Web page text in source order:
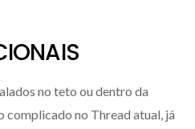
no teto ou dentro da
complicado no Thread atual, já